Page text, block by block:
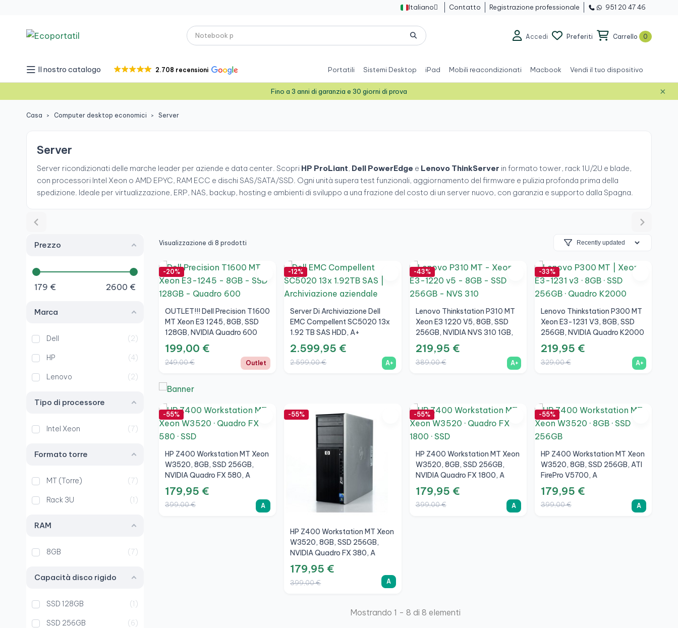
Italiano  Contatto Registrazione professionale 951 20 47 46
Accedi Preferiti Carrello 0
Il nostro catalogo 2.708 recensioni Portatili Sistemi Desktop iPad Mobili reacondizionati Macbook Vendi il tuo dispositivo
Fino a 3 anni di garanzia e 30 giorni di prova ×
Casa Computer desktop economici Server
Server
Server ricondizionati delle marche leader per aziende e data center. Scopri HP ProLiant, Dell PowerEdge e Lenovo ThinkServer in formato tower, rack 1U/2U e blade,
con processori Intel Xeon o AMD EPYC, RAM ECC e dischi SAS/SATA/SSD. Ogni unità supera test funzionali, aggiornamento del firmware e pulizia profonda prima della
spedizione. Ideale per virtualizzazione, ERP, NAS, backup, hosting e ambienti di sviluppo a una frazione del costo di un server nuovo, con garanzia e supporto dalla Spagna.
Prezzo
179 € 2600 €
Marca
Dell 2
HP 4
Lenovo 2
Tipo di processore
Intel Xeon 7
Formato torre
MT (Torre) 7
Rack 3U 1
RAM
8GB 7
Capacità disco rigido
SSD 128GB 1
SSD 256GB 6
Visualizzazione di 8 prodotti
-20%
OUTLET!!! Dell Precision T1600
MT Xeon E3 1245, 8GB, SSD
128GB, NVIDIA Quadro 600
1GB
199,00 €
249,00 € Outlet
-12%
Server Di Archiviazione Dell
EMC Compellent SC5020 13x
1.92 TB SAS HDD, A+
2.599,95 €
2.599,00 € A+
-43%
Lenovo Thinkstation P310 MT
Xeon E3 1220 V5, 8GB, SSD
256GB, NVIDIA NVS 310 1GB,
A+
219,95 €
389,00 € A+
-33%
Lenovo Thinkstation P300 MT
Xeon E3-1231 V3, 8GB, SSD
256GB, NVIDIA Quadro K2000
2GB, A+
219,95 €
329,00 € A+
-55%
HP Z400 Workstation MT Xeon
W3520, 8GB, SSD 256GB,
NVIDIA Quadro FX 580, A
179,95 €
399,00 € A
-55%
HP Z400 Workstation MT Xeon
W3520, 8GB, SSD 256GB,
NVIDIA Quadro FX 380, A
179,95 €
399,00 € A
-55%
HP Z400 Workstation MT Xeon
W3520, 8GB, SSD 256GB,
NVIDIA Quadro FX 1800, A
179,95 €
399,00 € A
-55%
HP Z400 Workstation MT Xeon
W3520, 8GB, SSD 256GB, ATI
FirePro V5700, A
179,95 €
399,00 € A
Mostrando 1 - 8 di 8 elementi